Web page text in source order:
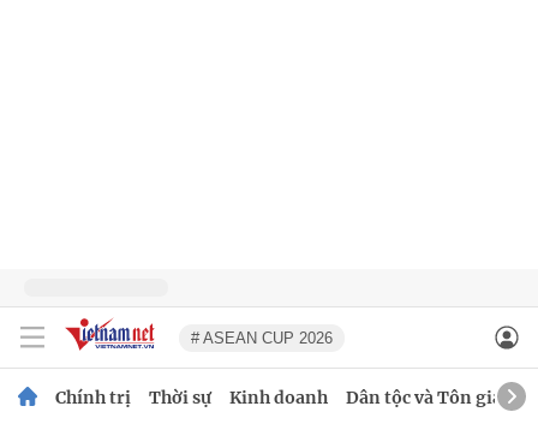
# ASEAN CUP 2026
Chính trị Thời sự Kinh doanh Dân tộc và Tôn giáo